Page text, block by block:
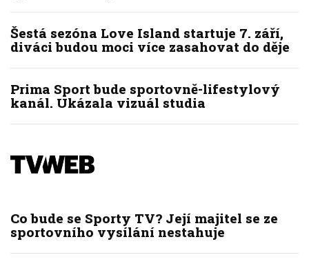
Šestá sezóna Love Island startuje 7. září,
diváci budou moci více zasahovat do děje
Prima Sport bude sportovně-lifestylový
kanál. Ukázala vizuál studia
Co bude se Sporty TV? Její majitel se ze
sportovního vysílání nestahuje